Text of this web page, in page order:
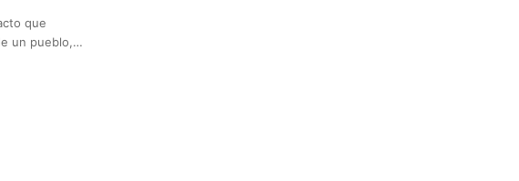
que
un pueblo,…